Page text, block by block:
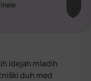
idejah mladih
duh med